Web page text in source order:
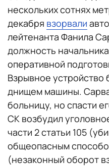
нескольких сотнях
декабря взорвали
лейтенанта Фанила
должность
оперативной
Взрывное устройство
днищем машины.
больницу, но спасти
СК возбудил
части 2 статьи 105
общеопасным
(незаконный оборот